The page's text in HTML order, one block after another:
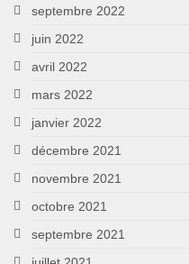
septembre 2022
juin 2022
avril 2022
mars 2022
janvier 2022
décembre 2021
novembre 2021
octobre 2021
septembre 2021